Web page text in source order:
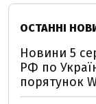
ОСТАННІ
Новини 5
РФ по
порятунок